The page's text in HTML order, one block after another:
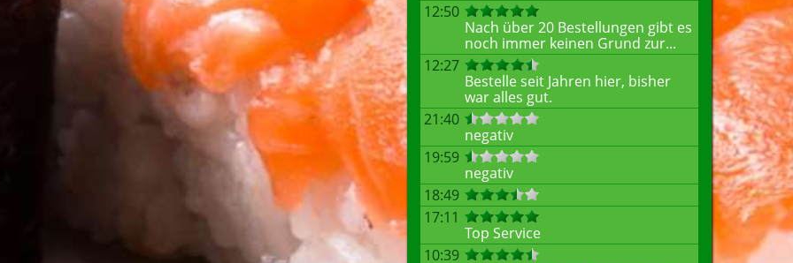
12:50
Nach über 20 Bestellungen gibt es
noch immer keinen Grund zur...
12:27
Bestelle seit Jahren hier, bisher
war alles gut.
21:40
negativ
19:59
negativ
18:49
17:11
Top Service
10:39